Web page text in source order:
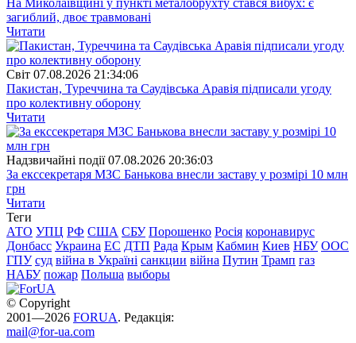
загиблий, двоє травмовані
Читати
Свiт 07.08.2026 21:34:06
Пакистан, Туреччина та Саудівська Аравія підписали угоду
про колективну оборону
Читати
Надзвичайні події 07.08.2026 20:36:03
За екссекретаря МЗС Банькова внесли заставу у розмірі 10 млн
грн
Читати
Теги
АТО УПЦ РФ США СБУ Порошенко Росія коронавирус
Донбасс Украина ЕС ДТП Рада Крым Кабмин Киев НБУ ООС
ГПУ суд війна в Україні санкции війна Путин Трамп газ
НАБУ пожар Польша выборы
© Copyright
2001—2026 FORUA. Редакція:
mail@for-ua.com